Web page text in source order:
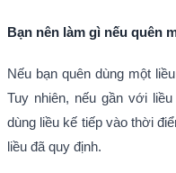
Bạn nên làm gì nếu quên
Nếu bạn quên dùng một
Tuy nhiên, nếu gần với
dùng liều kế tiếp vào thời
liều đã quy định.